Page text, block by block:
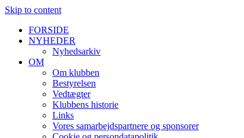
Skip to content
FORSIDE
NYHEDER
Nyhedsarkiv
OM
Om klubben
Bestyrelsen
Vedtægter
Klubbens historie
Links
Vores samarbejdspartnere og sponsorer